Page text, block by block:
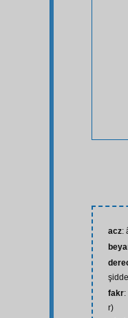
acz:
fakr
r)